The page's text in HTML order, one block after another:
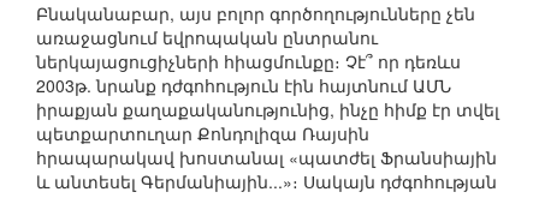
Բնականաբար, այս բոլոր գործողությունները չեն
առաջացնում եվրոպական ընտրանու
ներկայացուցիչների հիացմունքը։ Չէ՞ որ դեռևս
2003թ. նրանք դժգոհություն էին հայտնում ԱՄՆ
իրաքյան քաղաքականությունից, ինչը հիմք էր տվել
պետքարտուղար Քոնդոլիզա Ռայսին
հրապարակավ խոստանալ «պատժել Ֆրանսիային
և անտեսել Գերմանիային...»։ Սակայն դժգոհության